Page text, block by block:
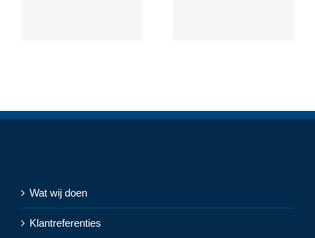
Wat wij doen
Klantreferenties